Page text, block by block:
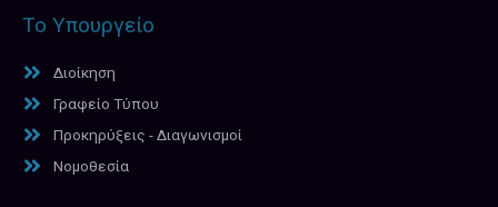
Το Υπουργείο
Διοίκηση
Γραφείο Τύπου
Προκηρύξεις - Διαγωνισμοί
Νομοθεσία